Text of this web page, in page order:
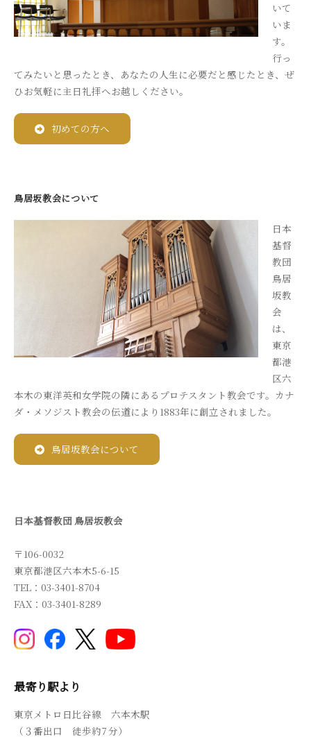
いて
いま
す。
行っ
てみたいと思ったとき、あなたの人生に必要だと感じたとき、ぜ
ひお気軽に主日礼拝へお越しください。
初めての方へ
鳥居坂教会について
日本
基督
教団
鳥居
坂教
会
は、
東京
都港
区六
本木の東洋英和女学院の隣にあるプロテスタント教会です。カナ
ダ・メソジスト教会の伝道により1883年に創立されました。
鳥居坂教会について
日本基督教団 鳥居坂教会
〒106-0032
東京都港区六本木5-6-15
TEL：03-3401-8704
FAX：03-3401-8289
最寄り駅より
東京メトロ日比谷線 六本木駅
（３番出口 徒歩約7 分）